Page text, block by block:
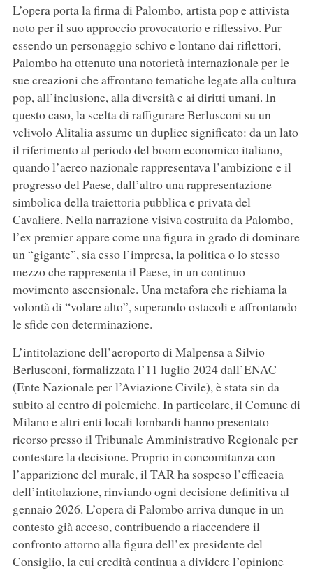
L’opera porta la firma di Palombo, artista pop e attivista
noto per il suo approccio provocatorio e riflessivo. Pur
essendo un personaggio schivo e lontano dai riflettori,
Palombo ha ottenuto una notorietà internazionale per le
sue creazioni che affrontano tematiche legate alla cultura
pop, all’inclusione, alla diversità e ai diritti umani. In
questo caso, la scelta di raffigurare Berlusconi su un
velivolo Alitalia assume un duplice significato: da un lato
il riferimento al periodo del boom economico italiano,
quando l’aereo nazionale rappresentava l’ambizione e il
progresso del Paese, dall’altro una rappresentazione
simbolica della traiettoria pubblica e privata del
Cavaliere. Nella narrazione visiva costruita da Palombo,
l’ex premier appare come una figura in grado di dominare
un “gigante”, sia esso l’impresa, la politica o lo stesso
mezzo che rappresenta il Paese, in un continuo
movimento ascensionale. Una metafora che richiama la
volontà di “volare alto”, superando ostacoli e affrontando
le sfide con determinazione.
L’intitolazione dell’aeroporto di Malpensa a Silvio
Berlusconi, formalizzata l’11 luglio 2024 dall’ENAC
(Ente Nazionale per l’Aviazione Civile), è stata sin da
subito al centro di polemiche. In particolare, il Comune di
Milano e altri enti locali lombardi hanno presentato
ricorso presso il Tribunale Amministrativo Regionale per
contestare la decisione. Proprio in concomitanza con
l’apparizione del murale, il TAR ha sospeso l’efficacia
dell’intitolazione, rinviando ogni decisione definitiva al
gennaio 2026. L’opera di Palombo arriva dunque in un
contesto già acceso, contribuendo a riaccendere il
confronto attorno alla figura dell’ex presidente del
Consiglio, la cui eredità continua a dividere l’opinione